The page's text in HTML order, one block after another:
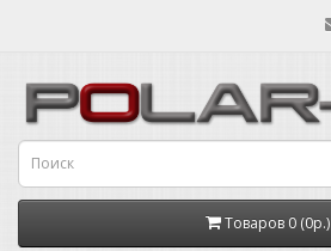
Товаров 0 (0р.)